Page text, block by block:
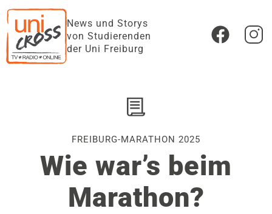
News und Storys
von Studierenden
der Uni Freiburg
FREIBURG-MARATHON 2025
Wie war’s beim
Marathon?